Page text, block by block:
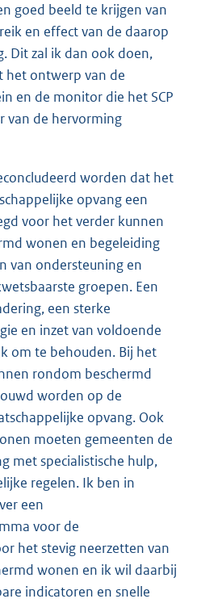
goed beeld te krijgen van
en effect van de daarop
Dit zal ik dan ook doen,
het ontwerp van de
en de monitor die het SCP
van de hervorming
worden dat het
opvang een
voor het verder kunnen
wonen en begeleiding
van ondersteuning en
groepen. Een
een sterke
en inzet van voldoende
om te behouden. Bij het
rondom beschermd
worden op de
opvang. Ook
moeten gemeenten de
met specialistische hulp,
regelen. Ik ben in
een
voor de
het stevig neerzetten van
wonen en ik wil daarbij
indicatoren en snelle